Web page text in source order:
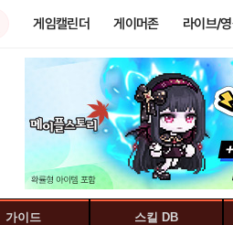
게임캘린더 게이머존 라이브/
가이드 스킬 DB